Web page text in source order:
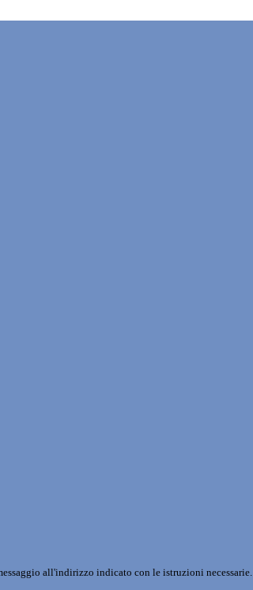
all'indirizzo indicato con le istruzioni necessarie.